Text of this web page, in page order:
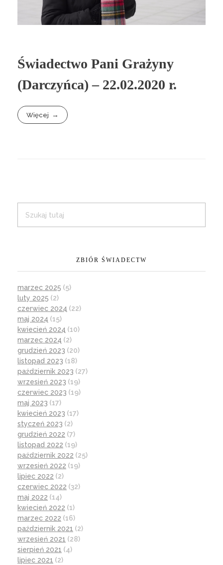
Świadectwo Pani Grażyny
(Darczyńca) – 22.02.2020 r.
Więcej
ZBIÓR ŚWIADECTW
marzec 2025 (5)
luty 2025 (2)
czerwiec 2024 (22)
maj 2024 (15)
kwiecień 2024 (10)
marzec 2024 (2)
grudzień 2023 (20)
listopad 2023 (18)
październik 2023 (27)
wrzesień 2023 (19)
czerwiec 2023 (19)
maj 2023 (17)
kwiecień 2023 (17)
styczeń 2023 (2)
grudzień 2022 (7)
listopad 2022 (19)
październik 2022 (25)
wrzesień 2022 (19)
lipiec 2022 (2)
czerwiec 2022 (32)
maj 2022 (14)
kwiecień 2022 (1)
marzec 2022 (16)
październik 2021 (2)
wrzesień 2021 (28)
sierpień 2021 (4)
lipiec 2021 (2)